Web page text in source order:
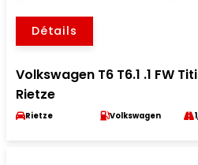
Détails
Volkswagen T6 T6.1 .1 FW
Rietze
Rietze Volkswagen